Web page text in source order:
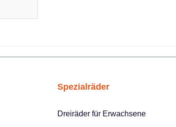
Spezialräder
Dreiräder für Erwachsene